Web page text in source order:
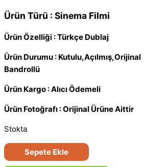
Ürün Türü : Sinema Filmi
Ürün Özelliği : Türkçe Dublaj
Ürün Durumu : Kutulu,Açılmış,Orijinal
Bandrollü
Ürün Kargo : Alıcı Ödemeli
Ürün Fotoğrafı : Orijinal Ürüne Aittir
Stokta
Ava
Giden
Sepete Ekle